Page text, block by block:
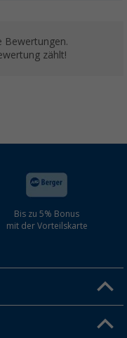
Bewertungen.
zählt!
Bis zu 5% Bonus
mit der Vorteilskarte